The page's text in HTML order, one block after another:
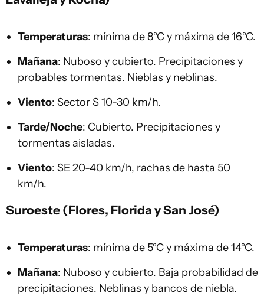
Temperaturas: mínima de 8°C y máxima de 16°C.
Mañana: Nuboso y cubierto. Precipitaciones y
probables tormentas. Nieblas y neblinas.
Viento: Sector S 10-30 km/h.
Tarde/Noche: Cubierto. Precipitaciones y
tormentas aisladas.
Viento: SE 20-40 km/h, rachas de hasta 50
km/h.
Suroeste (Flores, Florida y San José)
Temperaturas: mínima de 5°C y máxima de 14°C.
Mañana: Nuboso y cubierto. Baja probabilidad de
precipitaciones. Neblinas y bancos de niebla.